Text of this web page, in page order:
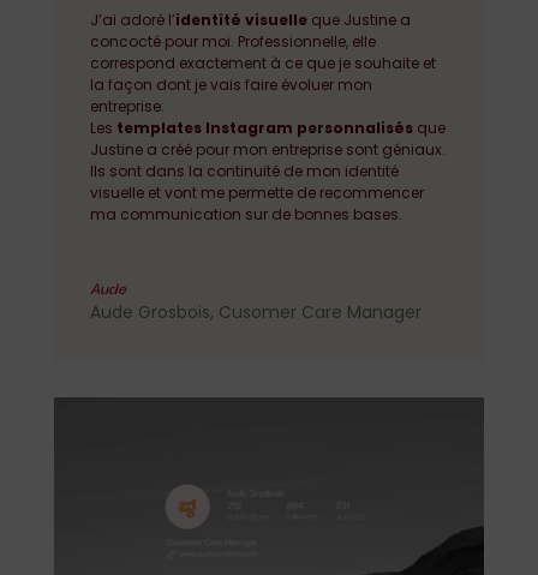
J’ai adoré l’identité visuelleque Justine a
concocté pour moi. Professionnelle, elle
correspond exactement à ce que je souhaite et
la façon dont je vais faire évoluer mon
entreprise.
Les templates Instagram personnalisésque
Justine a créé pour mon entreprise sont géniaux.
Ils sont dans la continuité de mon identité
visuelle et vont me permette de recommencer
ma communication sur de bonnes bases.
Aude
Aude Grosbois, Cusomer Care Manager